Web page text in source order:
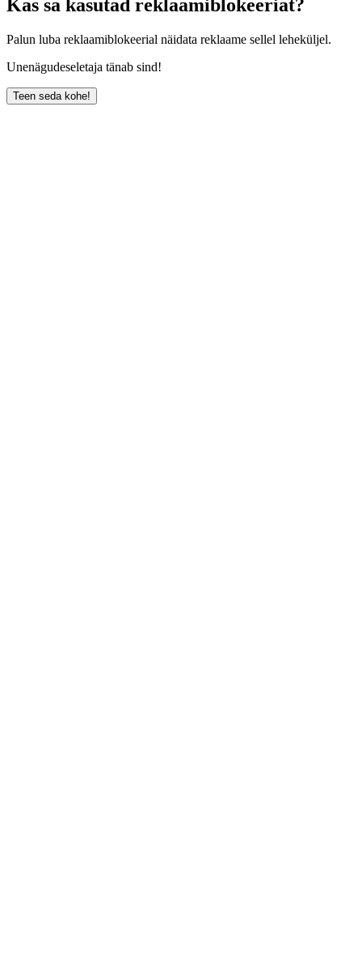
Kas sa kasutad reklaamiblokeeriat?
Palun luba reklaamiblokeerial näidata reklaame sellel leheküljel.
Unenägudeseletaja tänab sind!
Teen seda kohe!